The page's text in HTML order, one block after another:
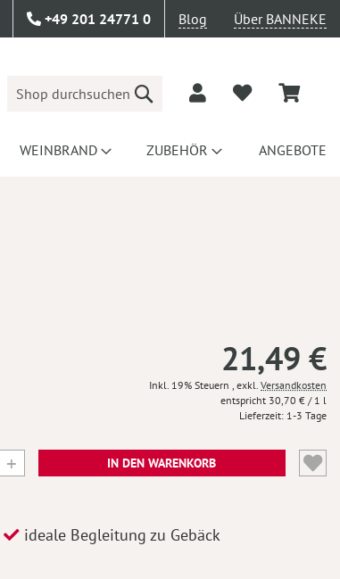
+49 201 24771 0 Blog Über BANNEKE
Suche
WEINBRAND ZUBEHÖR ANGEBOTE
21,49 €
Inkl. 19% Steuern , exkl. Versandkosten
30,70 € / 1 l
Lieferzeit 1-3 Tage
IN DEN WARENKORB
ideale Begleitung zu Gebäck